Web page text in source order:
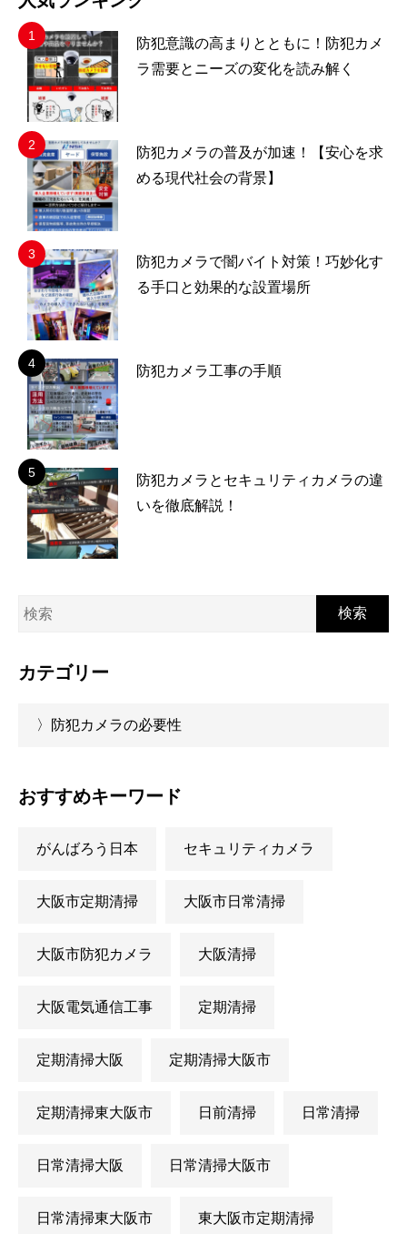
防犯意識の高まりとともに！防犯カメ
ラ需要とニーズの変化を読み解く
防犯カメラの普及が加速！【安心を求
める現代社会の背景】
防犯カメラで闇バイト対策！巧妙化す
る手口と効果的な設置場所
防犯カメラ工事の手順
防犯カメラとセキュリティカメラの違
いを徹底解説！
検索
カテゴリー
〉防犯カメラの必要性
おすすめキーワード
がんばろう日本 セキュリティカメラ
大阪市定期清掃 大阪市日常清掃
大阪市防犯カメラ 大阪清掃
大阪電気通信工事 定期清掃
定期清掃大阪 定期清掃大阪市
定期清掃東大阪市 日前清掃 日常清掃
日常清掃大阪 日常清掃大阪市
日常清掃東大阪市 東大阪市定期清掃